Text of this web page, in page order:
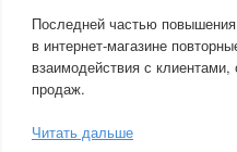
Последней частью повышения
в интернет-магазине
взаимодействия с
продаж.
Читать дальше